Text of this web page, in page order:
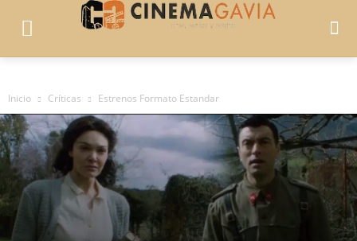
Inicio Críticas Estrenos Formato Estandar